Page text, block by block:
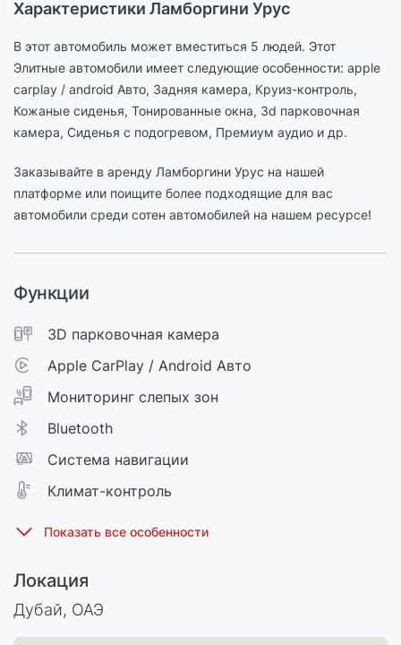
Характеристики Ламборгини Урус
В этот автомобиль может вместиться 5 людей. Этот
Элитные автомобили имеет следующие особенности: apple
carplay / android Авто, Задняя камера, Круиз-контроль,
Кожаные сиденья, Тонированные окна, 3d парковочная
камера, Сиденья с подогревом, Премиум аудио и др.
Заказывайте в аренду Ламборгини Урус на нашей
платформе или поищите более подходящие для вас
автомобили среди сотен автомобилей на нашем ресурсе!
Функции
3D парковочная камера
Apple CarPlay / Android Авто
Мониторинг слепых зон
Bluetooth
Cистема навигации
Климат-контроль
Локация
Дубай, ОАЭ